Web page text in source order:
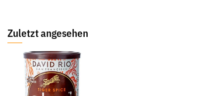
Zuletzt angesehen